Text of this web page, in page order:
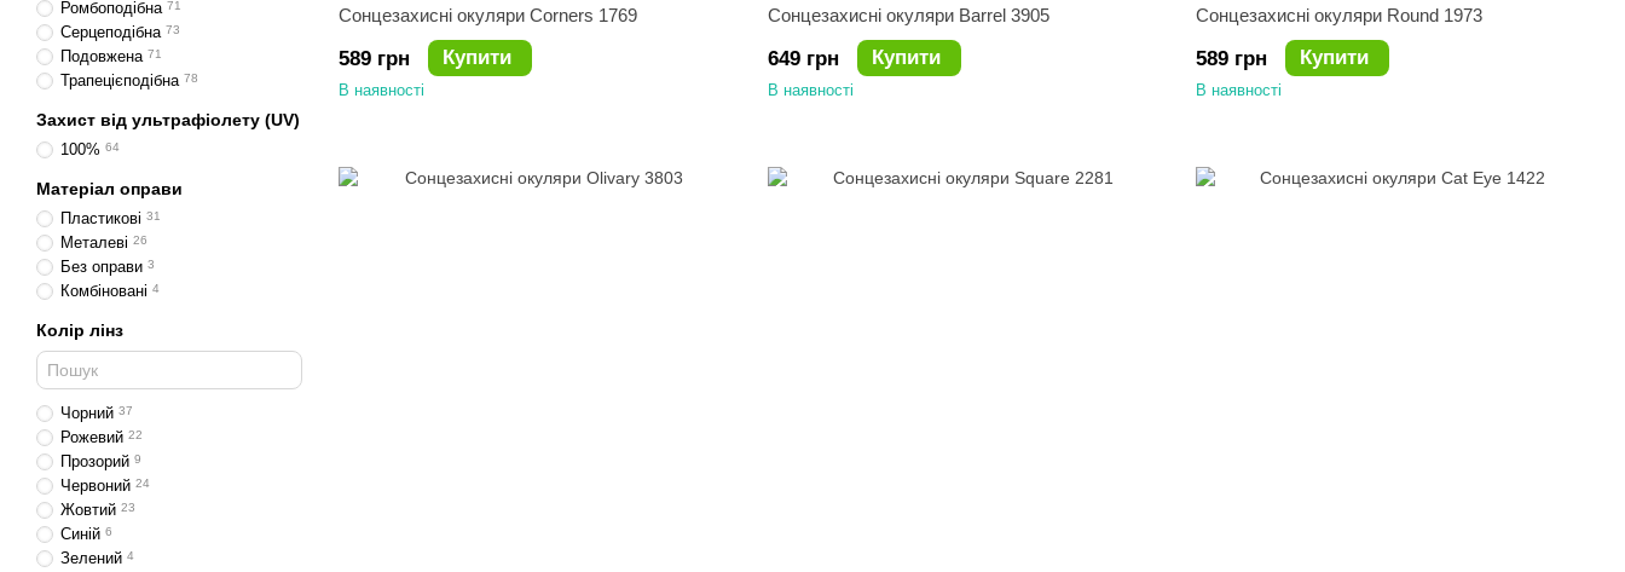
Сонцезахисні окуляри Corners 1769
589 грн Купити
В наявності
Сонцезахисні окуляри Barrel 3905
649 грн Купити
В наявності
Сонцезахисні окуляри Round 1973
589 грн Купити
В наявності
Ромбоподібна 71
Серцеподібна 73
Подовжена 71
Трапецієподібна 78
Захист від ультрафіолету (UV)
100% 64
Матеріал оправи
Пластикові 31
Металеві 26
Без оправи 3
Комбіновані 4
Колір лінз
Чорний 37
Рожевий 22
Прозорий 9
Червоний 24
Жовтий 23
Синій 6
Зелений 4